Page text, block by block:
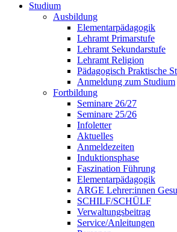
Studium
Ausbildung
Elementarpädagogik
Lehramt Primarstufe
Lehramt Sekundarstufe
Lehramt Religion
Pädagogisch Praktische
Anmeldung zum Studium
Fortbildung
Seminare 26/27
Seminare 25/26
Infoletter
Aktuelles
Anmeldezeiten
Induktionsphase
Faszination Führung
Elementarpädagogik
ARGE Lehrer:innen
SCHILF/SCHÜLF
Verwaltungsbeitrag
Service/Anleitungen